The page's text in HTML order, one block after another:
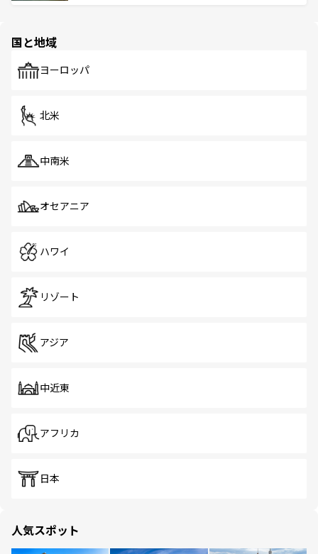
で、ホーカーズは地元の風情を楽しめる外せないスポット
国と地域
ヨーロッパ
北米
中南米
オセアニア
ハワイ
リゾート
アジア
中近東
アフリカ
日本
人気スポット